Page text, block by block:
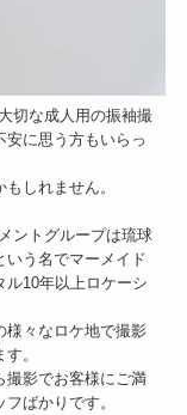
切な成人用の振袖撮
に思う方もいらっ
しれません。
ントグループは琉球
いう名でマーメイド
ル10年以上ロケーシ
様々なロケ地で撮影
。
撮影でお客様にご満
ばかりです。